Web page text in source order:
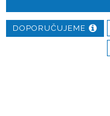
DOPORUČUJEME